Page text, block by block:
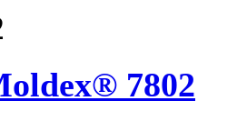
7802